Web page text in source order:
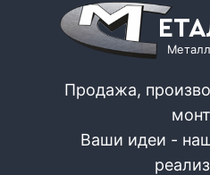
Продажа,
Ваши идеи -